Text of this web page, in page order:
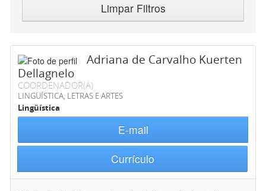
Limpar Filtros
Adriana de Carvalho Kuerten
Dellagnelo
COORDENADOR(A)
LINGÜÍSTICA, LETRAS E ARTES
Lingüística
E-mail
Currículo